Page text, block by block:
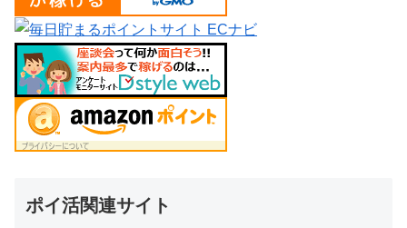
ポイ活関連サイト